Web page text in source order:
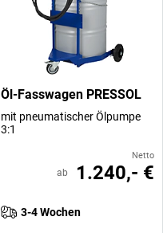
Öl-Fasswagen PRESSOL
mit pneumatischer Ölpumpe
3:1
Netto
ab 1.240,- €
3-4 Wochen